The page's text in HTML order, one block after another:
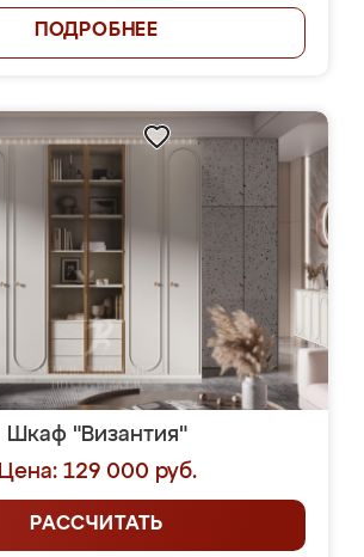
ПОДРОБНЕЕ
Шкаф "Византия"
Цена: 129 000 руб.
РАССЧИТАТЬ